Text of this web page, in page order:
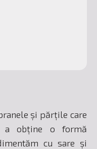
și părțile care
a obține o formă
cu sare și